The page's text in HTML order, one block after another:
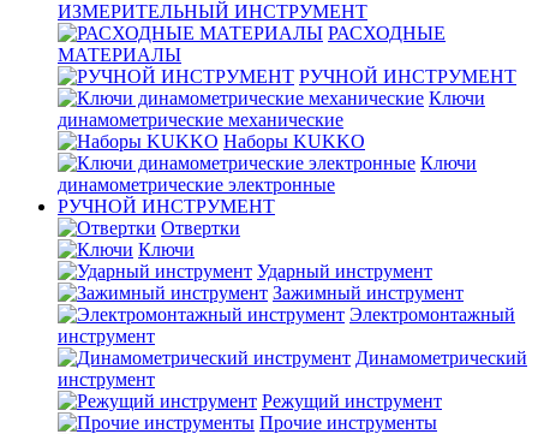
ИЗМЕРИТЕЛЬНЫЙ ИНСТРУМЕНТ
РАСХОДНЫЕ
МАТЕРИАЛЫ
РУЧНОЙ ИНСТРУМЕНТ
Ключи
динамометрические механические
Наборы KUKKO
Ключи
динамометрические электронные
РУЧНОЙ ИНСТРУМЕНТ
Отвертки
Ключи
Ударный инструмент
Зажимный инструмент
Электромонтажный
инструмент
Динамометрический
инструмент
Режущий инструмент
Прочие инструменты